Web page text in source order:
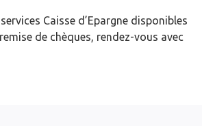
Caisse d’Epargne disponibles
de chèques, rendez-vous avec